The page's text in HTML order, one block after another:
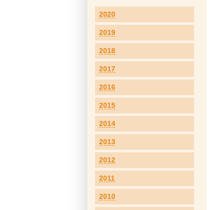
2020
2019
2018
2017
2016
2015
2014
2013
2012
2011
2010